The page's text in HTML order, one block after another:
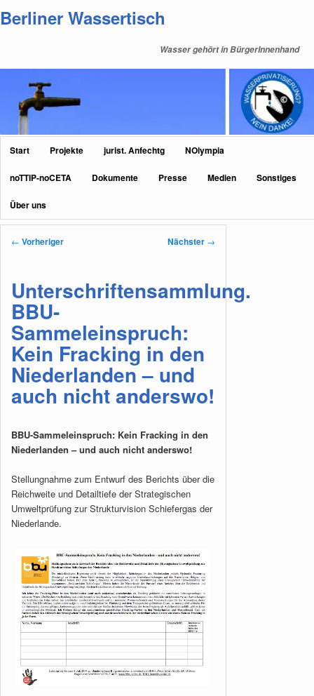
primären
Berliner Wassertisch
Wasser gehört in BürgerInnenhand
Hauptmenü
Start Projekte jurist. Anfechtg NOlympia
noTTIP-noCETA Dokumente Presse Medien Sonstiges
Über uns
Beitragsnavigation
← Vorheriger Nächster →
Unterschriftensammlung.
BBU-
Sammeleinspruch:
Kein Fracking in den
Niederlanden – und
auch nicht anderswo!
BBU-Sammeleinspruch: Kein Fracking in den
Niederlanden – und auch nicht anderswo!
Stellungnahme zum Entwurf des Berichts über die
Reichweite und Detailtiefe der Strategischen
Umweltprüfung zur Strukturvision Schiefergas der
Niederlande.